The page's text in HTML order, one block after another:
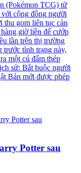
(Pokémon TCG) từ
cộng đồng người
thu gom liên tục càn
giờ liền để cướp
lần trên thị trường
trước tình trạng này,
một cú đấm thép
sử: Bắt buộc người
Bản mới được phép
Potter sau